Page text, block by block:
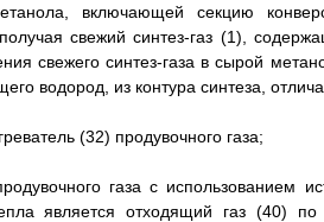
включающей секцию
свежий синтез-газ (1),
свежего синтез-газа в сырой
водород, из контура синтеза,
(32) продувочного газа;
газа с использованием
является отходящий газ (40)